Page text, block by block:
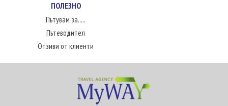
ПОЛЕЗНО
Пътувам за.....
Пътеводител
Отзиви от клиенти